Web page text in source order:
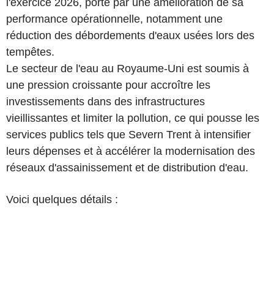
performance opérationnelle, notamment une
réduction des débordements d'eaux usées lors des
tempêtes.
Le secteur de l'eau au Royaume-Uni est soumis à
une pression croissante pour accroître les
investissements dans des infrastructures
vieillissantes et limiter la pollution, ce qui pousse les
services publics tels que Severn Trent à intensifier
leurs dépenses et à accélérer la modernisation des
réseaux d'assainissement et de distribution d'eau.
Voici quelques détails :